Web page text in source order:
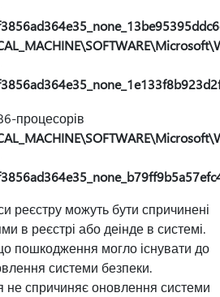
процесорів
реєстру можуть бути спричинені
в реєстрі або деінде в системі.
пошкодження могло існувати до
системи безпеки.
спричиняє оновлення системи